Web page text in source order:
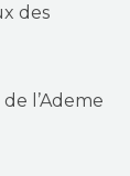
des
l’Ademe